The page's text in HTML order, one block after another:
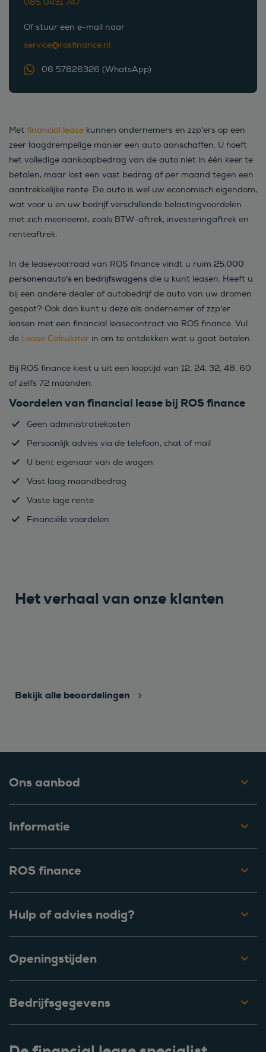
085 0431 747
Of stuur een e-mail naar
service@rosfinance.nl
06 57826326 (WhatsApp)
Met financial lease kunnen ondernemers en zzp'ers op een
zeer laagdrempelige manier een auto aanschaffen. U hoeft
het volledige aankoopbedrag van de auto niet in één keer te
betalen, maar lost een vast bedrag af per maand tegen een
aantrekkelijke rente. De auto is wel uw economisch eigendom,
wat voor u en uw bedrijf verschillende belastingvoordelen
met zich meeneemt, zoals BTW-aftrek, investeringaftrek en
renteaftrek.
In de leasevoorraad van ROS finance vindt u ruim 25.000
personenauto's en bedrijfswagens die u kunt leasen. Heeft u
bij een andere dealer of autobedrijf de auto van uw dromen
gespot? Ook dan kunt u deze als ondernemer of zzp'er
leasen met een financial leasecontract via ROS finance. Vul
de Lease Calculator in om te ontdekken wat u gaat betalen.
Bij ROS finance kiest u uit een looptijd van 12, 24, 32, 48, 60
of zelfs 72 maanden.
Voordelen van financial lease bij ROS finance
Geen administratiekosten
Persoonlijk advies via de telefoon, chat of mail
U bent eigenaar van de wagen
Vast laag maandbedrag
Vaste lage rente
Financiële voordelen
Het verhaal van onze klanten
Bekijk alle beoordelingen
Ons aanbod
Informatie
ROS finance
Hulp of advies nodig?
Openingstijden
Bedrijfsgegevens